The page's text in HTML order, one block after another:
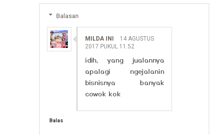
Balasan
MILDA INI
14 AGUSTUS
2017 PUKUL 11.52
idih, yang jualannya
apalagi ngejalanin
bisnisnya banyak
cowok kok
Balas